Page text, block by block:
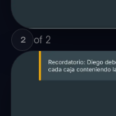
2 of 2